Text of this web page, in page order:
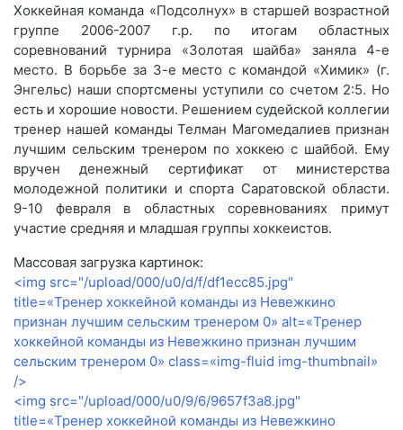
Хоккейная команда «Подсолнух» в старшей возрастной
группе 2006-2007 г.р. по итогам областных
соревнований турнира «Золотая шайба» заняла 4-е
место. В борьбе за 3-е место с командой «Химик» (г.
Энгельс) наши спортсмены уступили со счетом 2:5. Но
есть и хорошие новости. Решением судейской коллегии
тренер нашей команды Телман Магомедалиев признан
лучшим сельским тренером по хоккею с шайбой. Ему
вручен денежный сертификат от министерства
молодежной политики и спорта Саратовской области.
9-10 февраля в областных соревнованиях примут
участие средняя и младшая группы хоккеистов.
Массовая загрузка картинок:
<img src="/upload/000/u0/d/f/df1ecc85.jpg"
title=«Тренер хоккейной команды из Невежкино
признан лучшим сельским тренером 0» alt=«Тренер
хоккейной команды из Невежкино признан лучшим
сельским тренером 0» class=«img-fluid img-thumbnail»
/>
<img src="/upload/000/u0/9/6/9657f3a8.jpg"
title=«Тренер хоккейной команды из Невежкино